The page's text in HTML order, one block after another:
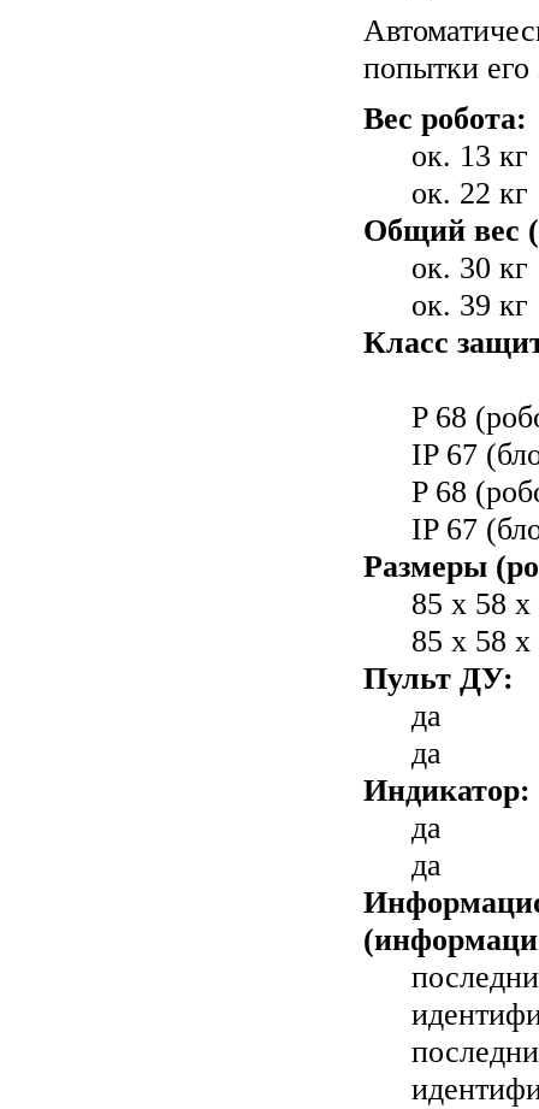
попытки
Вес робота:
ок. 13 кг
ок. 22 кг
Общий вес
ок. 30 кг
ок. 39 кг
Класс
P 68
IP 67
P 68
IP 67
Размеры
85 x 58
85 x 58
Пульт ДУ:
да
да
да
да